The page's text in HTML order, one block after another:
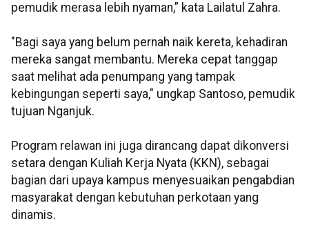
pemudik merasa lebih nyaman,” kata Lailatul Zahra.
"Bagi saya yang belum pernah naik kereta, kehadiran
mereka sangat membantu. Mereka cepat tanggap
saat melihat ada penumpang yang tampak
kebingungan seperti saya," ungkap Santoso, pemudik
tujuan Nganjuk.
Program relawan ini juga dirancang dapat dikonversi
setara dengan Kuliah Kerja Nyata (KKN), sebagai
bagian dari upaya kampus menyesuaikan pengabdian
masyarakat dengan kebutuhan perkotaan yang
dinamis.